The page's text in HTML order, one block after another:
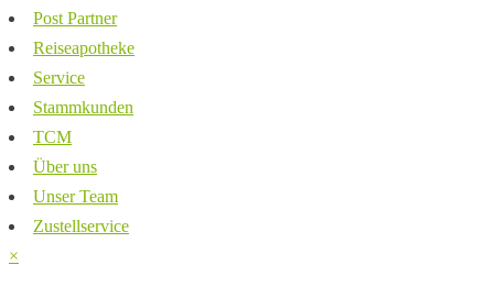
Post Partner
Reiseapotheke
Service
Stammkunden
TCM
Über uns
Unser Team
Zustellservice
×